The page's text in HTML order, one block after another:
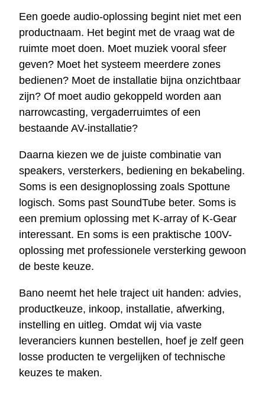
Een goede audio-oplossing begint niet met een
productnaam. Het begint met de vraag wat de
ruimte moet doen. Moet muziek vooral sfeer
geven? Moet het systeem meerdere zones
bedienen? Moet de installatie bijna onzichtbaar
zijn? Of moet audio gekoppeld worden aan
narrowcasting, vergaderruimtes of een
bestaande AV-installatie?
Daarna kiezen we de juiste combinatie van
speakers, versterkers, bediening en bekabeling.
Soms is een designoplossing zoals Spottune
logisch. Soms past SoundTube beter. Soms is
een premium oplossing met K-array of K-Gear
interessant. En soms is een praktische 100V-
oplossing met professionele versterking gewoon
de beste keuze.
Bano neemt het hele traject uit handen: advies,
productkeuze, inkoop, installatie, afwerking,
instelling en uitleg. Omdat wij via vaste
leveranciers kunnen bestellen, hoef je zelf geen
losse producten te vergelijken of technische
keuzes te maken.